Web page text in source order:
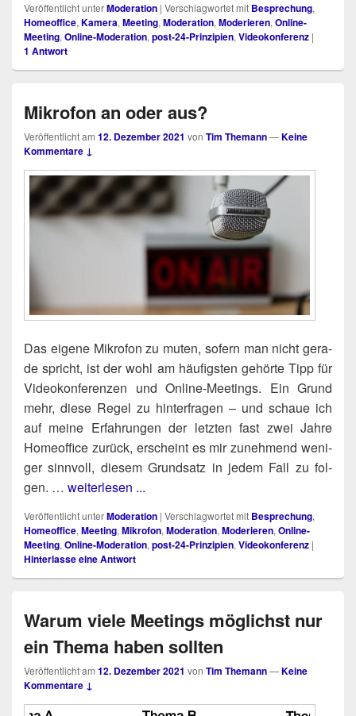
Veröffentlicht unterModeration | Verschlagwortet mit Besprechung,
Homeoffice, Kamera, Meeting, Moderation, Moderieren, Online-
Meeting, Online-Moderation, post-24-Prinzipien, Videokonferenz |
1 Antwort
Mikrofon an oder aus?
Veröffentlicht am 12. Dezember 2021 von Tim Themann—Keine
Kommentare ↓
Das eige­ne Mikro­fon zu muten, sofern man nicht gera­
de spricht, ist der wohl am häu­figs­ten gehör­te Tipp für
Video­kon­fe­ren­zen und Online-Mee­tings. Ein Grund
mehr, die­se Regel zu hin­ter­fra­gen – und schaue ich
auf mei­ne Erfah­run­gen der letz­ten fast zwei Jah­re
Home­of­fice zurück, erscheint es mir zuneh­mend weni­
ger sinn­voll, die­sem Grund­satz in jedem Fall zu fol­
gen. … weiterlesen ...
Veröffentlicht unterModeration | Verschlagwortet mit Besprechung,
Homeoffice, Meeting, Mikrofon, Moderation, Moderieren, Online-
Meeting, Online-Moderation, post-24-Prinzipien, Videokonferenz |
Hinterlasse eine Antwort
Warum viele Meetings möglichst nur
ein Thema haben sollten
Veröffentlicht am 12. Dezember 2021 von Tim Themann—Keine
Kommentare ↓